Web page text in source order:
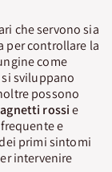
che servono sia
per controllare la
come
sviluppano
possono
rossie
e
primi sintomi
intervenire